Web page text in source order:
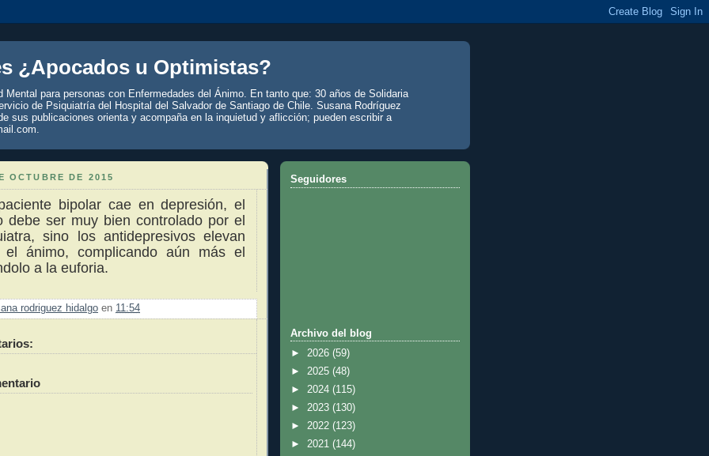
¿Apocados u Optimistas?
Mental para personas con Enfermedades del Ánimo. En tanto que: 30 años de Solidaria
de Psiquiatría del Hospital del Salvador de Santiago de Chile. Susana Rodríguez
sus publicaciones orienta y acompaña en la inquietud y aflicción; pueden escribir a
OCTUBRE DE 2015
bipolar cae en depresión, el
debe ser muy bien controlado por el
sino los antidepresivos elevan
el ánimo, complicando aún más el
a la euforia.
rodriguez hidalgo en 11:54
Seguidores
Archivo del blog
► 2026 (59)
► 2025 (48)
► 2024 (115)
► 2023 (130)
► 2022 (123)
► 2021 (144)